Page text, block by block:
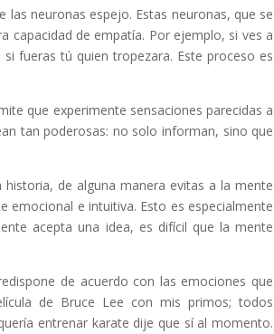
neuronas espejo. Estas neuronas, que se
capacidad de empatía. Por ejemplo, si ves a
fueras tú quien tropezara. Este proceso es
que experimente sensaciones parecidas a
tan poderosas: no solo informan, sino que
de alguna manera evitas a la mente
emocional e intuitiva. Esto es especialmente
acepta una idea, es difícil que la mente
de acuerdo con las emociones que
de Bruce Lee con mis primos; todos
entrenar karate dije que sí al momento.